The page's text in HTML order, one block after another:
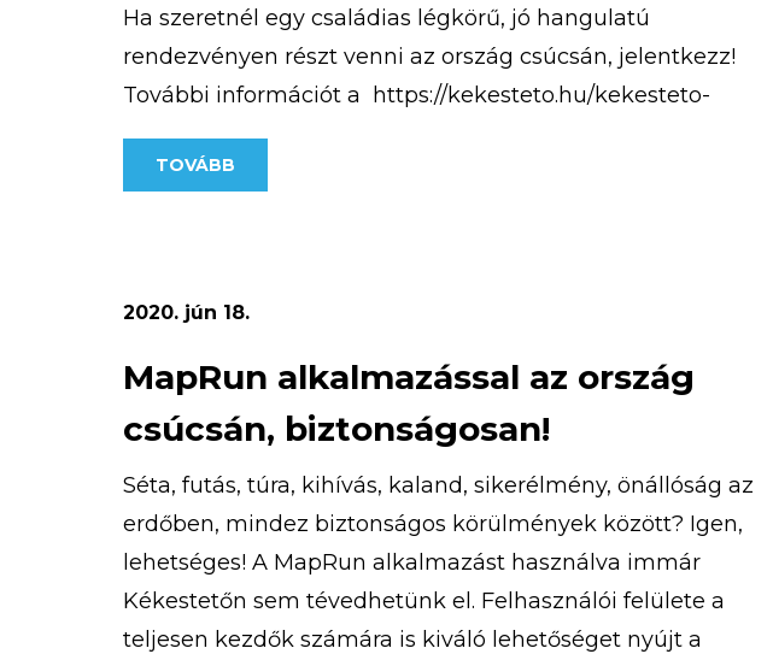
Ha szeretnél egy családias légkörű, jó hangulatú
rendezvényen részt venni az ország csúcsán, jelentkezz!
További információt a https://kekesteto.hu/kekesteto-
terepfuto-verseny/ weboldalon találsz. Számítunk rád, mert
magasan a legjobb!
TOVÁBB
2020. jún 18.
MapRun alkalmazással az ország
csúcsán, biztonságosan!
Séta, futás, túra, kihívás, kaland, sikerélmény, önállóság az
erdőben, mindez biztonságos körülmények között? Igen,
lehetséges! A MapRun alkalmazást használva immár
Kékestetőn sem tévedhetünk el. Felhasználói felülete a
teljesen kezdők számára is kiváló lehetőséget nyújt a